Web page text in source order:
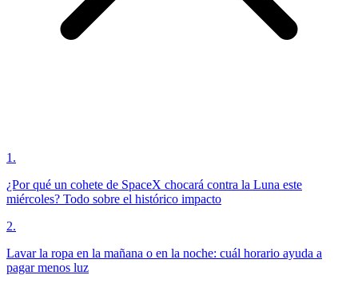
1 .
¿Por qué un cohete de SpaceX chocará contra la Luna este
miércoles? Todo sobre el histórico impacto
2.
Lavar la ropa en la mañana o en la noche: cuál horario ayuda a
pagar menos luz